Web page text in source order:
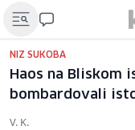
NIZ SUKOBA
Haos na Bliskom
bombardovali
V. K.